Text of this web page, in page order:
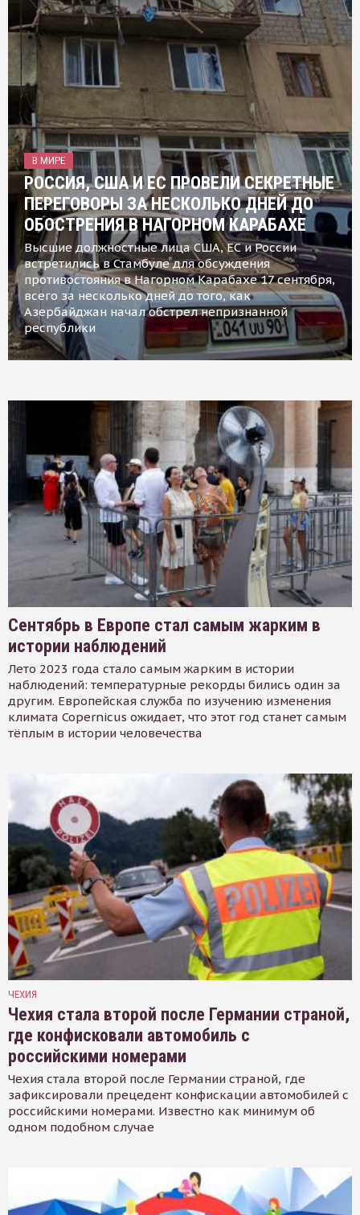
В МИРЕ
РОССИЯ, США И ЕС ПРОВЕЛИ СЕКРЕТНЫЕ
ПЕРЕГОВОРЫ ЗА НЕСКОЛЬКО ДНЕЙ ДО
ОБОСТРЕНИЯ В НАГОРНОМ КАРАБАХЕ
Высшие должностные лица США, ЕС и России
встретились в Стамбуле для обсуждения
противостояния в Нагорном Карабахе 17 сентября,
всего за несколько дней до того, как
Азербайджан начал обстрел непризнанной
республики
Сентябрь в Европе стал самым жарким в
истории наблюдений
Лето 2023 года стало самым жарким в истории
наблюдений: температурные рекорды бились один за
другим. Европейская служба по изучению изменения
климата Copernicus ожидает, что этот год станет самым
тёплым в истории человечества
ЧЕХИЯ
Чехия стала второй после Германии страной,
где конфисковали автомобиль с
российскими номерами
Чехия стала второй после Германии страной, где
зафиксировали прецедент конфискации автомобилей с
российскими номерами. Известно как минимум об
одном подобном случае